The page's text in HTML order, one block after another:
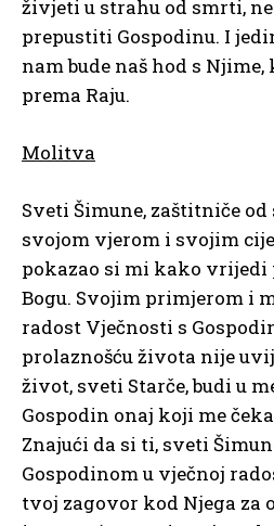
živjeti u strahu od smrti,
prepustiti Gospodinu. I
nam bude naš hod s
prema Raju.
Molitva
Sveti Šimune, zaštitniče
svojom vjerom i svojim
pokazao si mi kako
Bogu. Svojim primjerom i
radost Vječnosti s
prolaznošću života nije
život, sveti Starče, budi u
Gospodin onaj koji me
Znajući da si ti, sveti
Gospodinom u vječnoj
tvoj zagovor kod Njega za